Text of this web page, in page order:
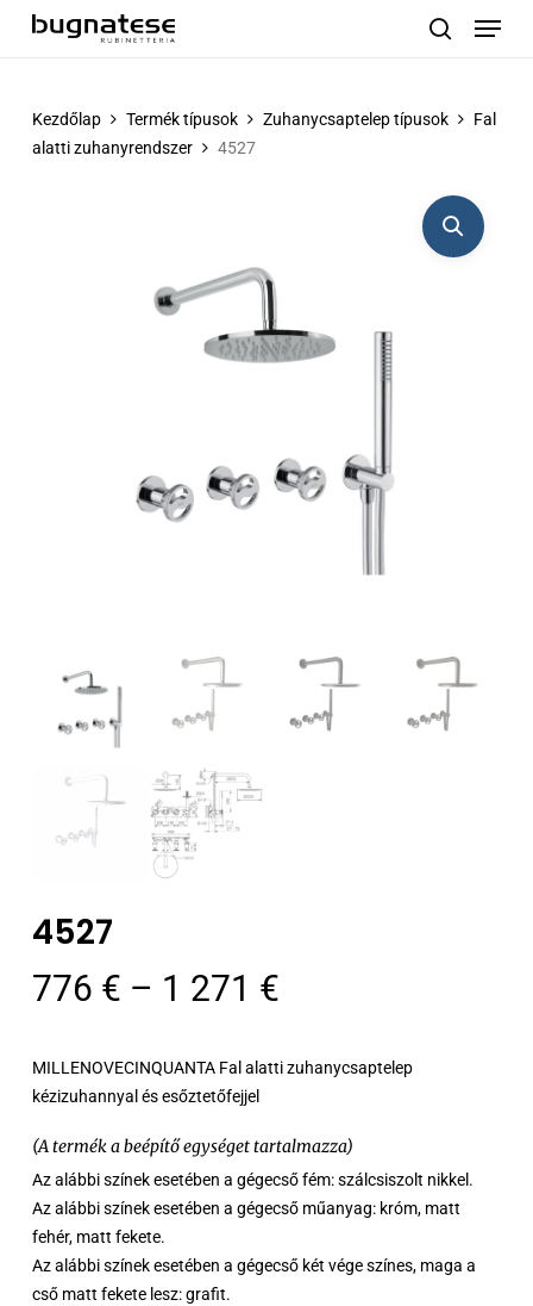
Menu
Kezdőlap Termék típusok Zuhanycsaptelep típusok
Fal
alatti zuhanyrendszer
4527
4527
776 € – 1 271 €Ártartomány:
-
271 €
MILLENOVECINQUANTA Fal alatti zuhanycsaptelep
kézizuhannyal és esőztetőfejjel
(A termék a beépítő egységet tartalmazza)
Az alábbi színek esetében a gégecső fém: szálcsiszolt nikkel.
Az alábbi színek esetében a gégecső műanyag: króm, matt
fehér, matt fekete.
Az alábbi színek esetében a gégecső két vége színes, maga a
cső matt fekete lesz: grafit.